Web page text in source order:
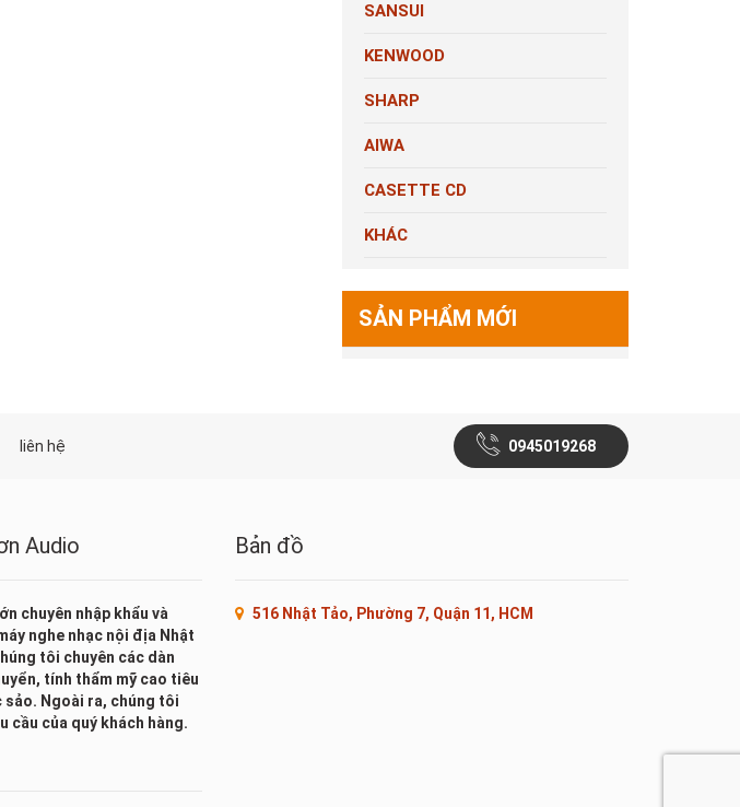
SANSUI
KENWOOD
SHARP
AIWA
CASETTE CD
KHÁC
SẢN PHẨM MỚI
liên hệ 0945019268
Audio
chuyên nhập khẩu và
nghe nhạc nội địa Nhật
tôi chuyên các dàn
tính thẩm mỹ cao tiêu
sảo. Ngoài ra, chúng tôi
cầu của quý khách hàng.
Bản đồ
516 Nhật Tảo, Phường 7, Quận 11, HCM